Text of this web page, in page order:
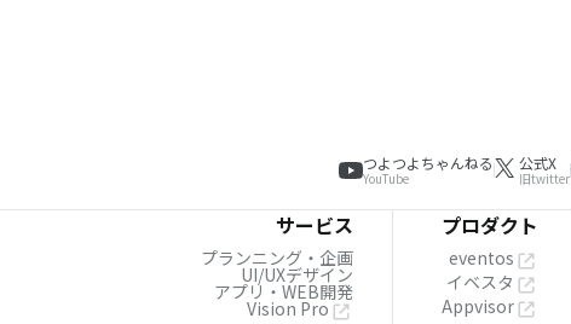
つよつよちゃんねる
YouTube
公式X
旧twitter
サービス
プランニング・企画
UI/UXデザイン
アプリ・WEB開発
Vision Pro
プロダクト
eventos
イベスタ
Appvisor